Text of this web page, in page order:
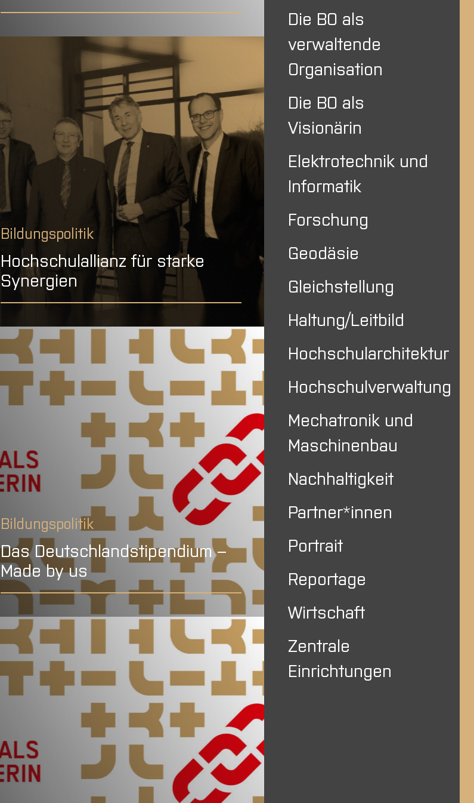
Bildungspolitik
Hochschulallianz für starke
Synergien
Bildungspolitik
Das Deutschlandstipendium –
Made by us
Die BO als
verwaltende
Organisation
Die BO als
Visionärin
Elektrotechnik und
Informatik
Forschung
Geodäsie
Gleichstellung
Haltung/Leitbild
Hochschularchitektur
Hochschulverwaltung
Mechatronik und
Maschinenbau
Nachhaltigkeit
Partner*innen
Portrait
Reportage
Wirtschaft
Zentrale
Einrichtungen